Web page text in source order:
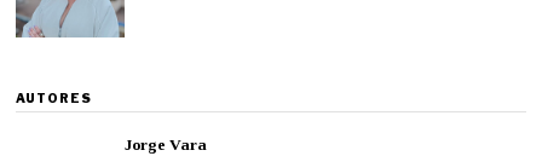
AUTORES
Jorge Vara